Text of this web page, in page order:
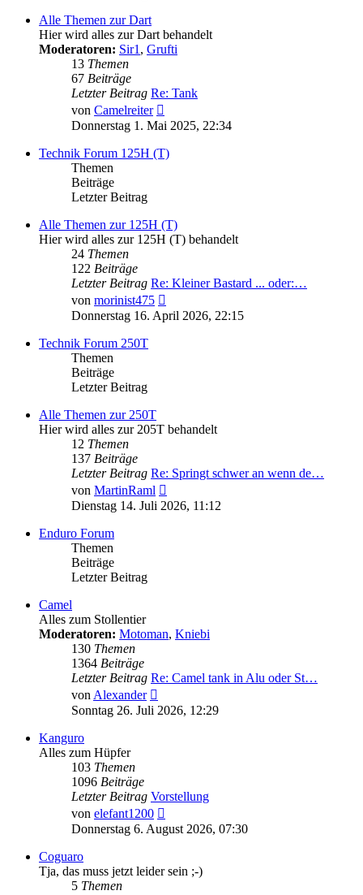
Alle Themen zur Dart
Hier wird alles zur Dart behandelt
Moderatoren: Sir1 , Grufti
13 Themen
67 Beiträge
Letzter Beitrag Re: Tank
von Camelreiter
Beitrag
Donnerstag 1. Mai 2025, 22:34
Technik Forum 125H (T)
Themen
Beiträge
Letzter Beitrag
Alle Themen zur 125H (T)
Hier wird alles zur 125H (T) behandelt
24 Themen
122 Beiträge
Letzter Beitrag Re: Kleiner Bastard ... oder:…
von morinist475
Beitrag
Donnerstag 16. April 2026, 22:15
Technik Forum 250T
Themen
Beiträge
Letzter Beitrag
Alle Themen zur 250T
Hier wird alles zur 205T behandelt
12 Themen
137 Beiträge
Letzter Beitrag Re: Springt schwer an wenn de…
von MartinRaml
Beitrag
Dienstag 14. Juli 2026, 11:12
Enduro Forum
Themen
Beiträge
Letzter Beitrag
Camel
Alles zum Stollentier
Moderatoren: Motoman, Kniebi
130 Themen
1364 Beiträge
Letzter Beitrag Re: Camel tank in Alu oder St…
von Alexander
Beitrag
Sonntag 26. Juli 2026, 12:29
Kanguro
Alles zum Hüpfer
103 Themen
1096 Beiträge
Letzter Beitrag Vorstellung
von elefant1200
Beitrag
Donnerstag 6. August 2026, 07:30
Coguaro
Tja, das muss jetzt leider sein ;-)
5 Themen